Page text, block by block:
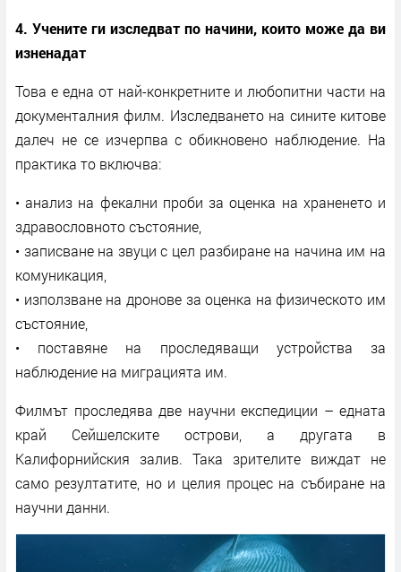
4. Учените ги изследват по начини, които може да ви
изненадат
Това е една от най-конкретните и любопитни части на
документалния филм. Изследването на сините китове
далеч не се изчерпва с обикновено наблюдение. На
практика то включва:
• анализ на фекални проби за оценка на храненето и
здравословното състояние,
• записване на звуци с цел разбиране на начина им на
комуникация,
• използване на дронове за оценка на физическото им
състояние,
• поставяне на проследяващи устройства за
наблюдение на миграцията им.
Филмът проследява две научни експедиции – едната
край Сейшелските острови, а другата в
Калифорнийския залив. Така зрителите виждат не
само резултатите, но и целия процес на събиране на
научни данни.